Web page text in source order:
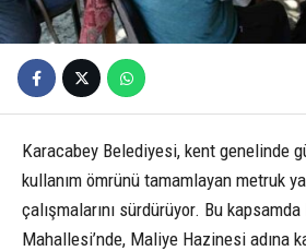
Karacabey Belediyesi, kent genelinde
kullanım ömrünü tamamlayan metruk
çalışmalarını sürdürüyor. Bu kapsamda
Mahallesi’nde, Maliye Hazinesi adına